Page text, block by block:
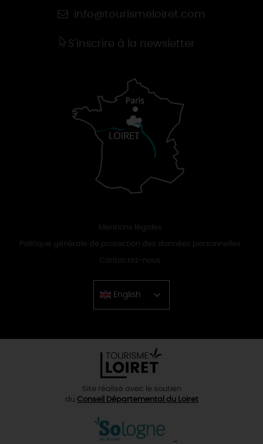
info@tourismeloiret.com
S'inscrire à la newsletter
Mentions légales
Politique générale de protection des données personnelles
Contactez-nous
English
Chinese
Site réalisé avec le soutien
du Conseil Départemental du Loiret